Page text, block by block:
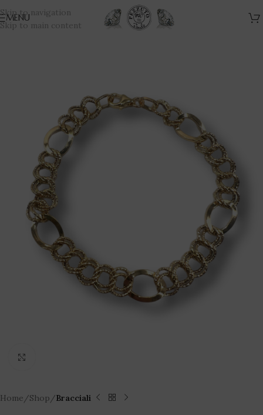
Skip to navigation
Skip to main content
MENU
Home Shop Bracciali